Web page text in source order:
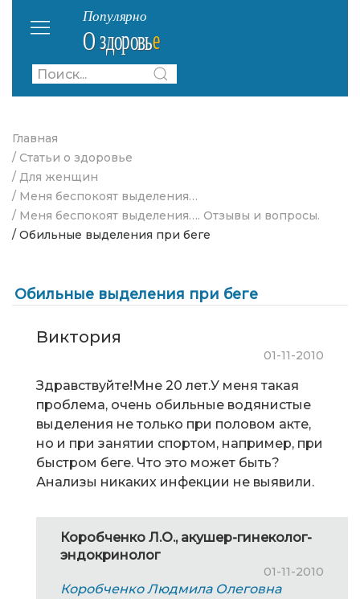
Главная
/ Статьи о здоровье
/ Для женщин
/ Меня беспокоят выделения…
/ Меня беспокоят выделения…. Отзывы и вопросы.
/ Обильные выделения при беге
Обильные выделения при беге
Виктория
01-11-2010
Здравствуйте!Мне 20 лет.У меня такая
проблема, очень обильные водянистые
выделения не только при половом акте,
но и при занятии спортом, например, при
быстром беге. Что это может быть?
Анализы никаких инфекции не выявили.
Коробченко Л.О., акушер-гинеколог-
эндокринолог
01-11-2010
Коробченко Людмила Олеговна